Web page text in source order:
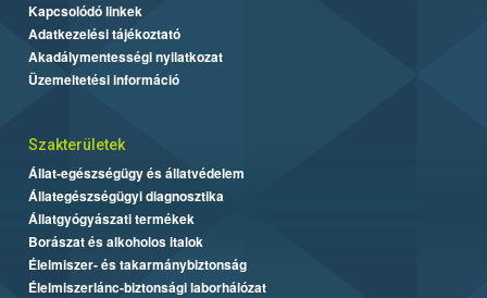
Kapcsolódó linkek
Adatkezelési tájékoztató
Akadálymentességi nyilatkozat
Üzemeltetési információ
Szakterületek
Állat-egészségügy és állatvédelem
Állategészségügyi diagnosztika
Állatgyógyászati termékek
Borászat és alkoholos italok
Élelmiszer- és takarmánybiztonság
Élelmiszerlánc-biztonsági laborhálózat